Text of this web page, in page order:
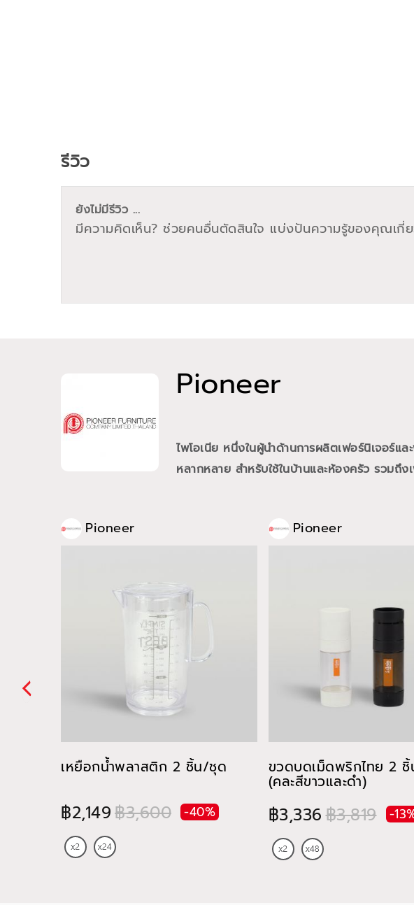
Pioneer
ไพโอเนีย หนึ่งในผู้นำด้านการผลิตเฟอร์นิเจอ
หลากหลาย สำหรับใช้ในบ้านและห้องครัว รวมถึ
Pioneer
เหยือกน้ำพลาสติก 2 ชิ้น/ชุด
฿2,149฿3,600 -40%
Pioneer
ขวดบดเม็ดพริกไทย 2
(คละสีขาวและดำ)
฿3,336฿3,819 -
รีวิว
ยังไม่มีรีวิว ...
มีความคิดเห็น? ช่วยคนอื่นตัดสินใจ แบ่งปันความรู้ของคุณเ